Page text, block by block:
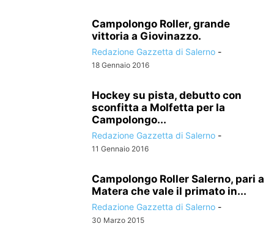
Campolongo Roller, grande
vittoria a Giovinazzo.
Redazione Gazzetta di Salerno -
18 Gennaio 2016
Hockey su pista, debutto con
sconfitta a Molfetta per la
Campolongo...
Redazione Gazzetta di Salerno -
11 Gennaio 2016
Campolongo Roller Salerno, pari a
Matera che vale il primato in...
Redazione Gazzetta di Salerno -
30 Marzo 2015